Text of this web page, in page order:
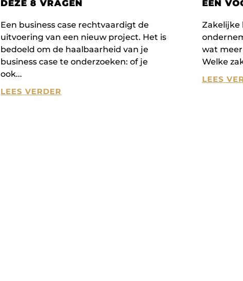
DEZE 8 VRAGEN
Een business case rechtvaardigt de
uitvoering van een nieuw project. Het is
bedoeld om de haalbaarheid van je
business case te onderzoeken: of je
ook
LEES VERDER
EEN
Zakelijke
wat
Welke
LEES